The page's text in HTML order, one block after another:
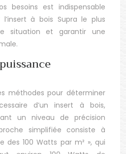
besoins est indispensable
à bois Supra le plus
situation et garantir une
méthodes pour déterminer
d’un insert à bois,
un niveau de précision
simplifiée consiste à
des 100 Watts par m² », qui